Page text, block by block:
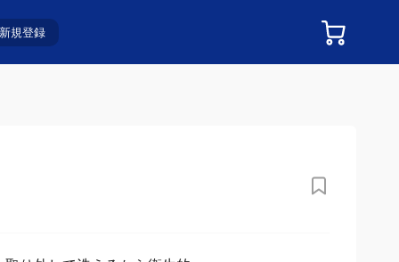
新規登録